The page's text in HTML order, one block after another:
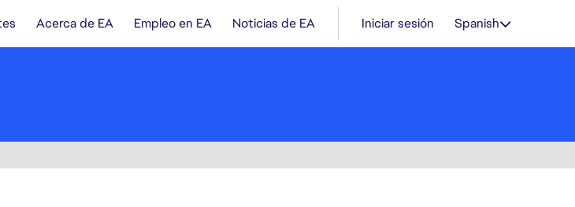
Acerca de EA Empleo en EA Noticias de EA Iniciar sesión Spanish